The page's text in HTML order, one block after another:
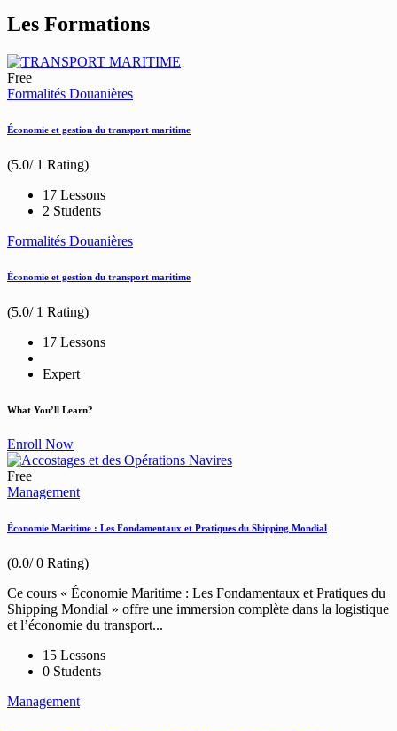
Les Formations
Free
Formalités Douanières
Économie et gestion du transport maritime
(5.0/ 1 Rating)
17 Lessons
2 Students
Formalités Douanières
Économie et gestion du transport maritime
(5.0/ 1 Rating)
17 Lessons
Expert
What You’ll Learn?
Enroll Now
Free
Management
Économie Maritime : Les Fondamentaux et Pratiques du Shipping Mondial
(0.0/ 0 Rating)
Ce cours « Économie Maritime : Les Fondamentaux et Pratiques du
Shipping Mondial » offre une immersion complète dans la logistique
et l’économie du transport...
15 Lessons
0 Students
Management